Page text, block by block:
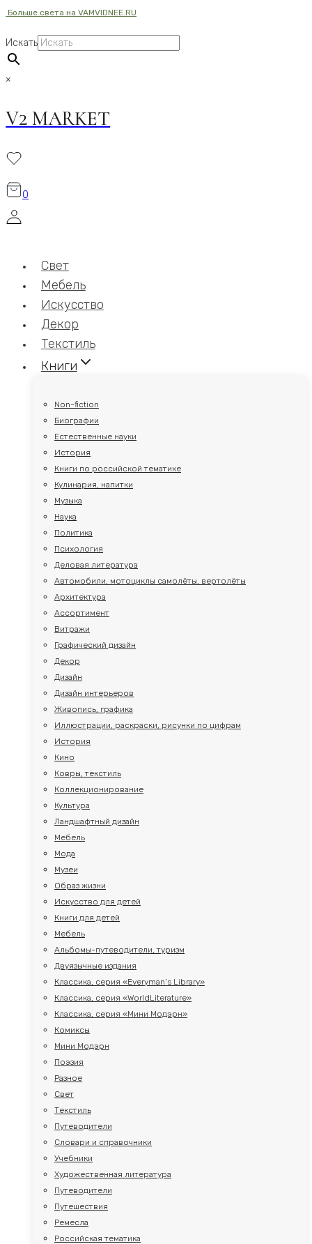
Перейти
содержимому
Больше света на VAMVIDNEE.RU
Искать
×
V2 MARKET
0
Свет
Мебель
Искусство
Декор
Текстиль
Книги
Non-fiction
Биографии
Естественные науки
История
Книги по российской тематике
Кулинария, напитки
Музыка
Наука
Политика
Психология
Деловая литература
Автомобили, мотоциклы самолёты, вертолёты
Архитектура
Ассортимент
Витражи
Графический дизайн
Декор
Дизайн
Дизайн интерьеров
Живопись, графика
Иллюстрации, раскраски, рисунки по цифрам
История
Кино
Ковры, текстиль
Коллекционирование
Культура
Ландшафтный дизайн
Мебель
Мода
Музеи
Образ жизни
Искусство для детей
Книги для детей
Мебель
Альбомы-путеводители, туризм
Двуязычные издания
Классика, серия «Everyman’s Library»
Классика, серия «WorldLiterature»
Классика, серия «Мини Модэрн»
Комиксы
Мини Модэрн
Поэзия
Разное
Свет
Текстиль
Путеводители
Словари и справочники
Учебники
Художественная литература
Путеводители
Путешествия
Ремесла
Российская тематика